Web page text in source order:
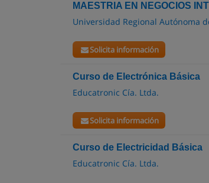
MAESTRIA EN NEGOCIOS
Universidad Regional Autónoma
Solicita información
Curso de Electrónica Básica
Educatronic Cía. Ltda.
Solicita información
Curso de Electricidad Básica
Educatronic Cía. Ltda.